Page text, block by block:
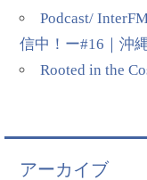
Podcast/
信中！ー#16｜沖
Rooted in the
アーカイブ